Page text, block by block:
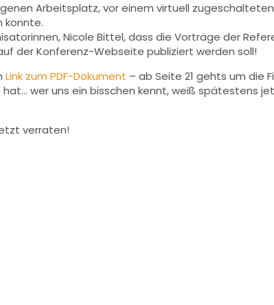
Arbeitsplatz, vor einem virtuell
konnte.
Nicole Bittel, dass die Vorträge der
der Konferenz-Webseite publiziert werden soll!
Link zum PDF-Dokument – ab Seite 21 gehts um die
wer uns ein bisschen kennt, weiß spätestens
verraten!